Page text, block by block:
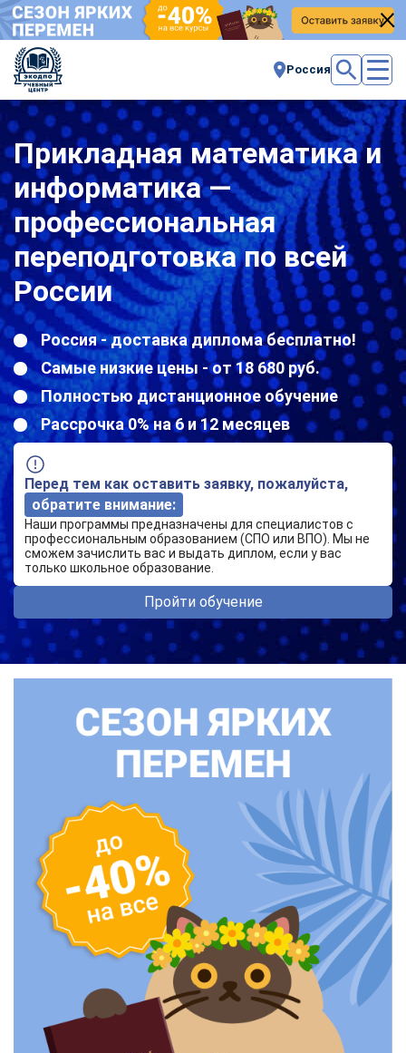
Россия
Прикладная математика и
информатика —
профессиональная
переподготовка по всей
России
Россия - доставка диплома бесплатно!
Самые низкие цены - от 18 680 руб.
Полностью дистанционное обучение
Рассрочка 0% на 6 и 12 месяцев
Перед тем как оставить заявку, пожалуйста,
обратите внимание:
Наши программы предназначены для специалистов с
профессиональным образованием (СПО или ВПО). Мы не
сможем зачислить вас и выдать диплом, если у вас
только школьное образование.
Пройти обучение